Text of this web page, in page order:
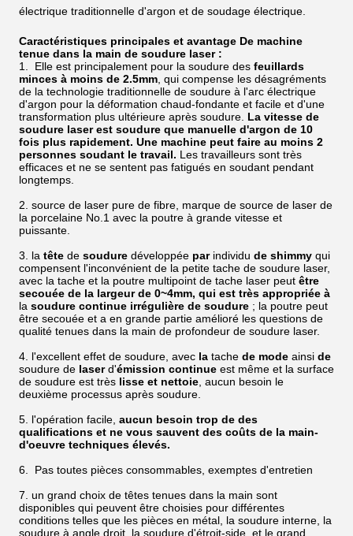
électrique traditionnelle d'argon et de soudage électrique.
Caractéristiques principales et avantage De machine
tenue dans la main de soudure laser :
1. Elle est principalement pour la soudure des feuillards
minces à moins de 2.5mm , qui compense les désagréments
de la technologie traditionnelle de soudure à l'arc électrique
d'argon pour la déformation chaud-fondante et facile et d'une
transformation plus ultérieure après soudure. La vitesse de
soudure laser est soudure que manuelle d'argon de 10
fois plus rapidement. Une machine peut faire au moins 2
personnes soudant le travail. Les travailleurs sont très
efficaces et ne se sentent pas fatigués en soudant pendant
longtemps.
2. source de laser pure de fibre, marque de source de laser de
la porcelaine No.1 avec la poutre à grande vitesse et
puissante.
3. la tête de soudure développée parindividu de shimmy qui
compensent l'inconvénient de la petite tache de soudure laser,
avec la tache et la poutre multipoint de tache laser peut être
secouée de la largeur de 0~4mm, qui est très appropriée à
la soudure continue irrégulière de soudure ; la poutre peut
être secouée et a en grande partie amélioré les questions de
qualité tenues dans la main de profondeur de soudure laser.
4. l'excellent effet de soudure, avec la tache de mode ainsi de
soudure de laserd'émission continue est même et la surface
de soudure est très lisse et nettoie , aucun besoin le
deuxième processus après soudure.
5. l'opération facile, aucun besoin trop de des
qualifications et ne vous sauvent des coûts de la main-
d'oeuvre techniques élevés.
6. Pas toutes pièces consommables, exemptes d'entretien
7. un grand choix de têtes tenues dans la main sont
disponibles qui peuvent être choisies pour différentes
conditions telles que les pièces en métal, la soudure interne, la
soudure à angle droit, la soudure d'étroit-side, et le grand